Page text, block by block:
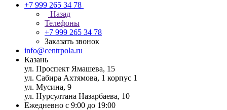
+7 999 265 34 78
Назад
Телефоны
+7 999 265 34 78
Заказать звонок
info@centrpola.ru
Казань
ул. Проспект Ямашева, 15
ул. Сабира Ахтямова, 1 корпус 1
ул. Мусина, 9
ул. Нурсултана Назарбаева, 10
Ежедневно с 9:00 до 19:00